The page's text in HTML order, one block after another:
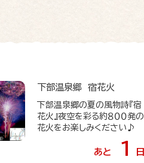
下部温泉郷 宿花火
下部温泉郷の夏の風物詩『宿
花火』夜空を彩る約８００発の
花火をお楽しみください♪
あと 1 日